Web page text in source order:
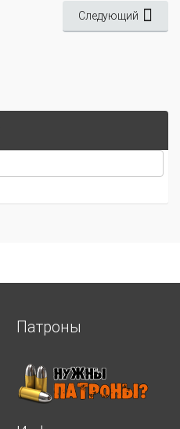
Следующий
Патроны